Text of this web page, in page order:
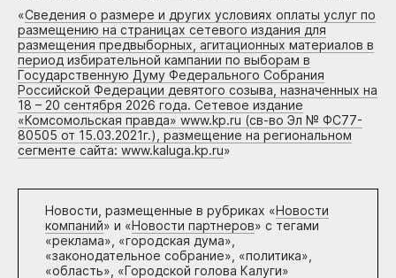
«Сведения о размере и других условиях оплаты услуг по
размещению на страницах сетевого издания для
размещения предвыборных, агитационных материалов в
период избирательной кампании по выборам в
Государственную Думу Федерального Собрания
Российской Федерации девятого созыва, назначенных на
18 – 20 сентября 2026 года. Сетевое издание
«Комсомольская правда» www.kp.ru (св-во Эл № ФС77-
80505 от 15.03.2021г.), размещение на региональном
сегменте сайта: www.kaluga.kp.ru»
Новости, размещенные в рубриках «Новости
компаний» и «Новости партнеров» с тегами
«реклама», «городская дума»,
«законодательное собрание», «политика»,
«область», «Городской голова Калуги»